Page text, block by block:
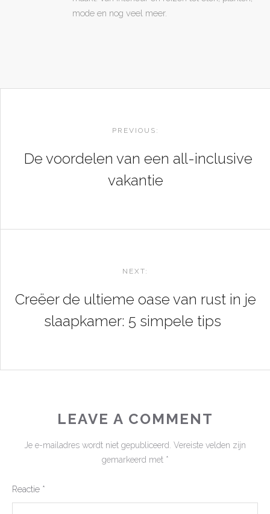
mode en nog veel meer.
NAVIGATION
PREVIOUS:
De voordelen van een all-inclusive
vakantie
NEXT:
Creëer de ultieme oase van rust in je
slaapkamer: 5 simpele tips
LEAVE A COMMENT
Je e-mailadres wordt niet gepubliceerd. Vereiste velden zijn
gemarkeerd met *
Reactie *